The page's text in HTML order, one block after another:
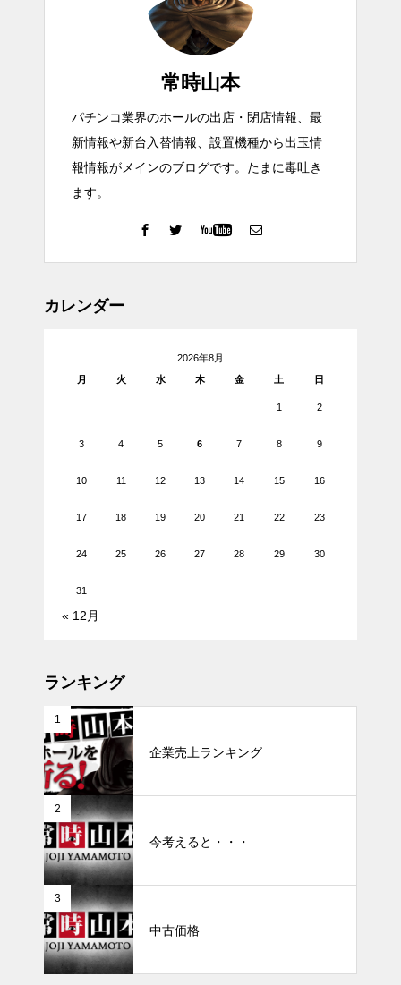
常時山本
パチンコ業界のホールの出店・閉店情報、最
新情報や新台入替情報、設置機種から出玉情
報情報がメインのブログです。たまに毒吐き
ます。
カレンダー
2026年8月
月
火 水 木 金 土 日
1 2
3 4 5 6 7 8 9
10 11 12 13 14 15 16
17 18 19 20 21 22 23
24 25 26 27 28 29 30
31
« 12月
ランキング
1
企業売上ランキング
2
今考えると・・・
3
中古価格